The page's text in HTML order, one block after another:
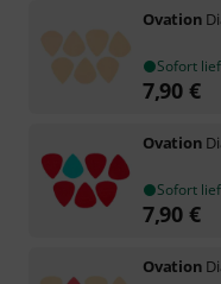
Ovation
Sofort
7,90 €
Ovation
Sofort
7,90 €
Ovation